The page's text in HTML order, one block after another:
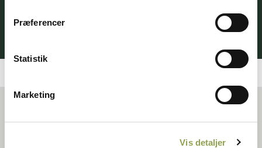
Præferencer
Statistik
Marketing
Vis detaljer